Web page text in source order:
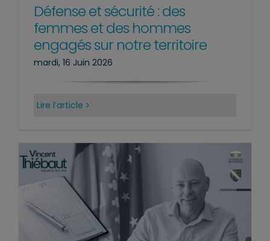
Défense et sécurité : des
femmes et des hommes
engagés sur notre territoire
mardi, 16 Juin 2026
Lire l’article